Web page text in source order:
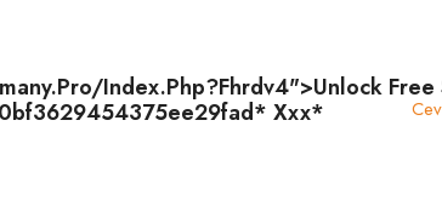
index.php?fhrdv4">Unlock Free
Ххх*